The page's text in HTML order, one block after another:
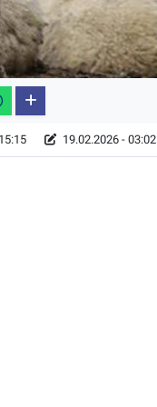
19.02.2026 - 03:02